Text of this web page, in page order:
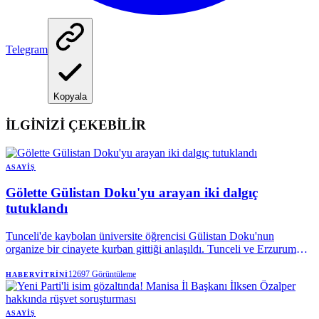
Telegram
Kopyala
İLGİNİZİ ÇEKEBİLİR
ASAYIŞ
Gölette Gülistan Doku'yu arayan iki dalgıç
tutuklandı
Tunceli'de kaybolan üniversite öğrencisi Gülistan Doku'nun
organize bir cinayete kurban gittiği anlaşıldı. Tunceli ve Erzurum
aralarında dönemin valisi Tuncay Sonel ile eşi Handan Sonel'in de
olduğu 25 kişi tutuklandı.
HABERVITRINI12697 Görüntüleme
ASAYIŞ